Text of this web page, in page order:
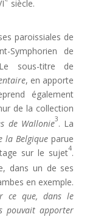
siècle.
paroissiales de
Symphorien de
sous-titre de
, en apporte
également
de la collection
de Wallonie3. La
la Belgique parue
sur le sujet4.
dans un de ses
en exemple.
ce que, dans le
pouvait apporter